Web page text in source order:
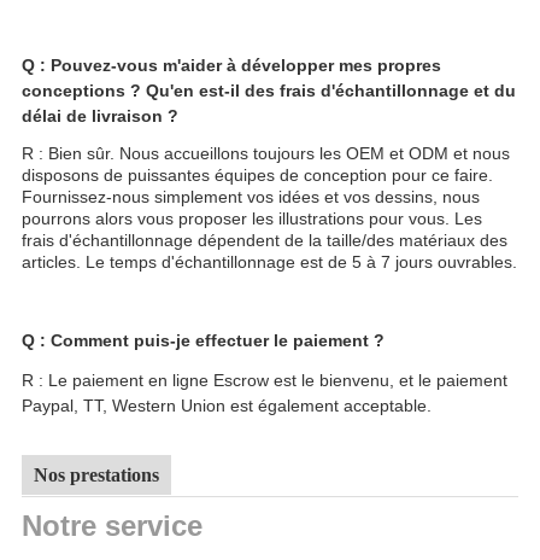
Q : Pouvez-vous m'aider à développer mes propres
conceptions ? Qu'en est-il des frais d'échantillonnage et du
délai de livraison ?
R : Bien sûr. Nous accueillons toujours les OEM et ODM et nous
disposons de puissantes équipes de conception pour ce faire.
Fournissez-nous simplement vos idées et vos dessins, nous
pourrons alors vous proposer les illustrations pour vous. Les
frais d'échantillonnage dépendent de la taille/des matériaux des
articles. Le temps d'échantillonnage est de 5 à 7 jours ouvrables.
Q : Comment puis-je effectuer le paiement ?
R : Le paiement en ligne Escrow est le bienvenu, et le paiement
Paypal, TT, Western Union est également acceptable.
Nos prestations
Notre service